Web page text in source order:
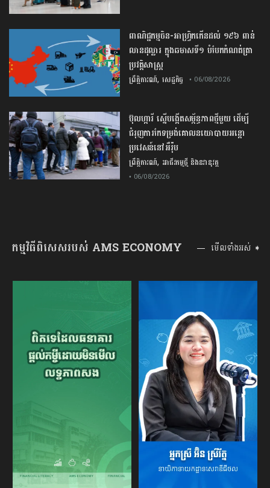
ពាណិជ្ជកម្ម​ចិន​-​អាហ្វ្រិក​កើន​ដល់​ ​១៩៦​ ​ពាន់​
លាន​ដុល្លារ​ ក្នុង​ឆមាស​ទី​១​ ​បំបែក​កំណត់ត្រា​
ប្រវត្តិសាស្ត្រ​
ព្រឹត្តិការណ៍, សេដ្ឋកិច្ច • 06/08/2026
ប៊ុល​ហ្ការី ​ស្នើ​បង្កើត​សម្ព័ន្ធភាព​ថ្មី​មួយ ​ដើម្បី​
ជំរុញ​ការ​កែទម្រង់​គោលនយោបាយ​អន្តោ
ប្រវេសន៍​នៅអឺរ៉ុប​
ព្រឹត្តិការណ៍, អាជីវកម្មថ្មី និងនវានុវត្ត
• 06/08/2026
កម្មវិធីពិសេសរបស់ AMS ECONOMY មើលទាំងអស់ ➧